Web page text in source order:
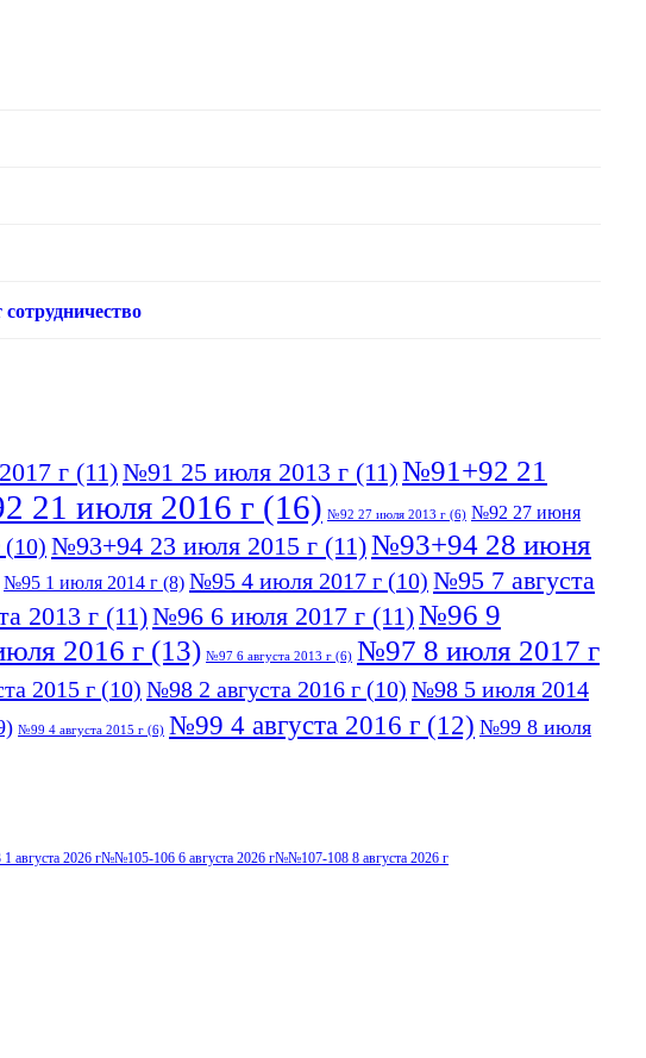
г (11)№91 25 июля 2013 г (11)№91+92 21
21 июля 2016 г (16) №92 27 июля 2013 г (6) №92 27 июня
(10) №93+94 23 июля 2015 г (11)№93+94 28 июня
№95 1 июля 2014 г (8) №95 4 июля 2017 г (10) №95 7 августа
2013 г (11)№96 6 июля 2017 г (11)№96 9
2016 г (13) №97 6 августа 2013 г (6) №97 8 июля 2017 г
2015 г (10) №98 2 августа 2016 г (10) №98 5 июля 2014
№99 4 августа 2015 г (6) №99 4 августа 2016 г (12) №99 8 июля
августа 2026 г№№105-106 6 августа 2026 г№№107-108 8 августа 2026 г